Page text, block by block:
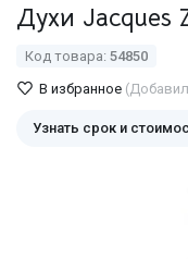
Духи Jacques
Код товара: 54850
В избранное
Узнать срок и